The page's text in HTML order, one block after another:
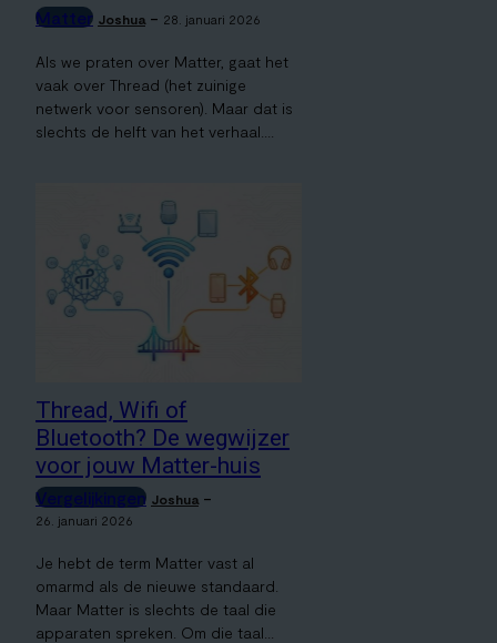
Matter Joshua - 28. januari 2026
Als we praten over Matter, gaat het
vaak over Thread (het zuinige
netwerk voor sensoren). Maar dat is
slechts de helft van het verhaal....
Thread, Wifi of
Bluetooth? De wegwijzer
voor jouw Matter-huis
Vergelijkingen Joshua -
26. januari 2026
Je hebt de term Matter vast al
omarmd als de nieuwe standaard.
Maar Matter is slechts de taal die
apparaten spreken. Om die taal...